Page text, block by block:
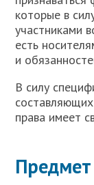
которые в
участниками
есть
и
В силу
права имеет
Предмет